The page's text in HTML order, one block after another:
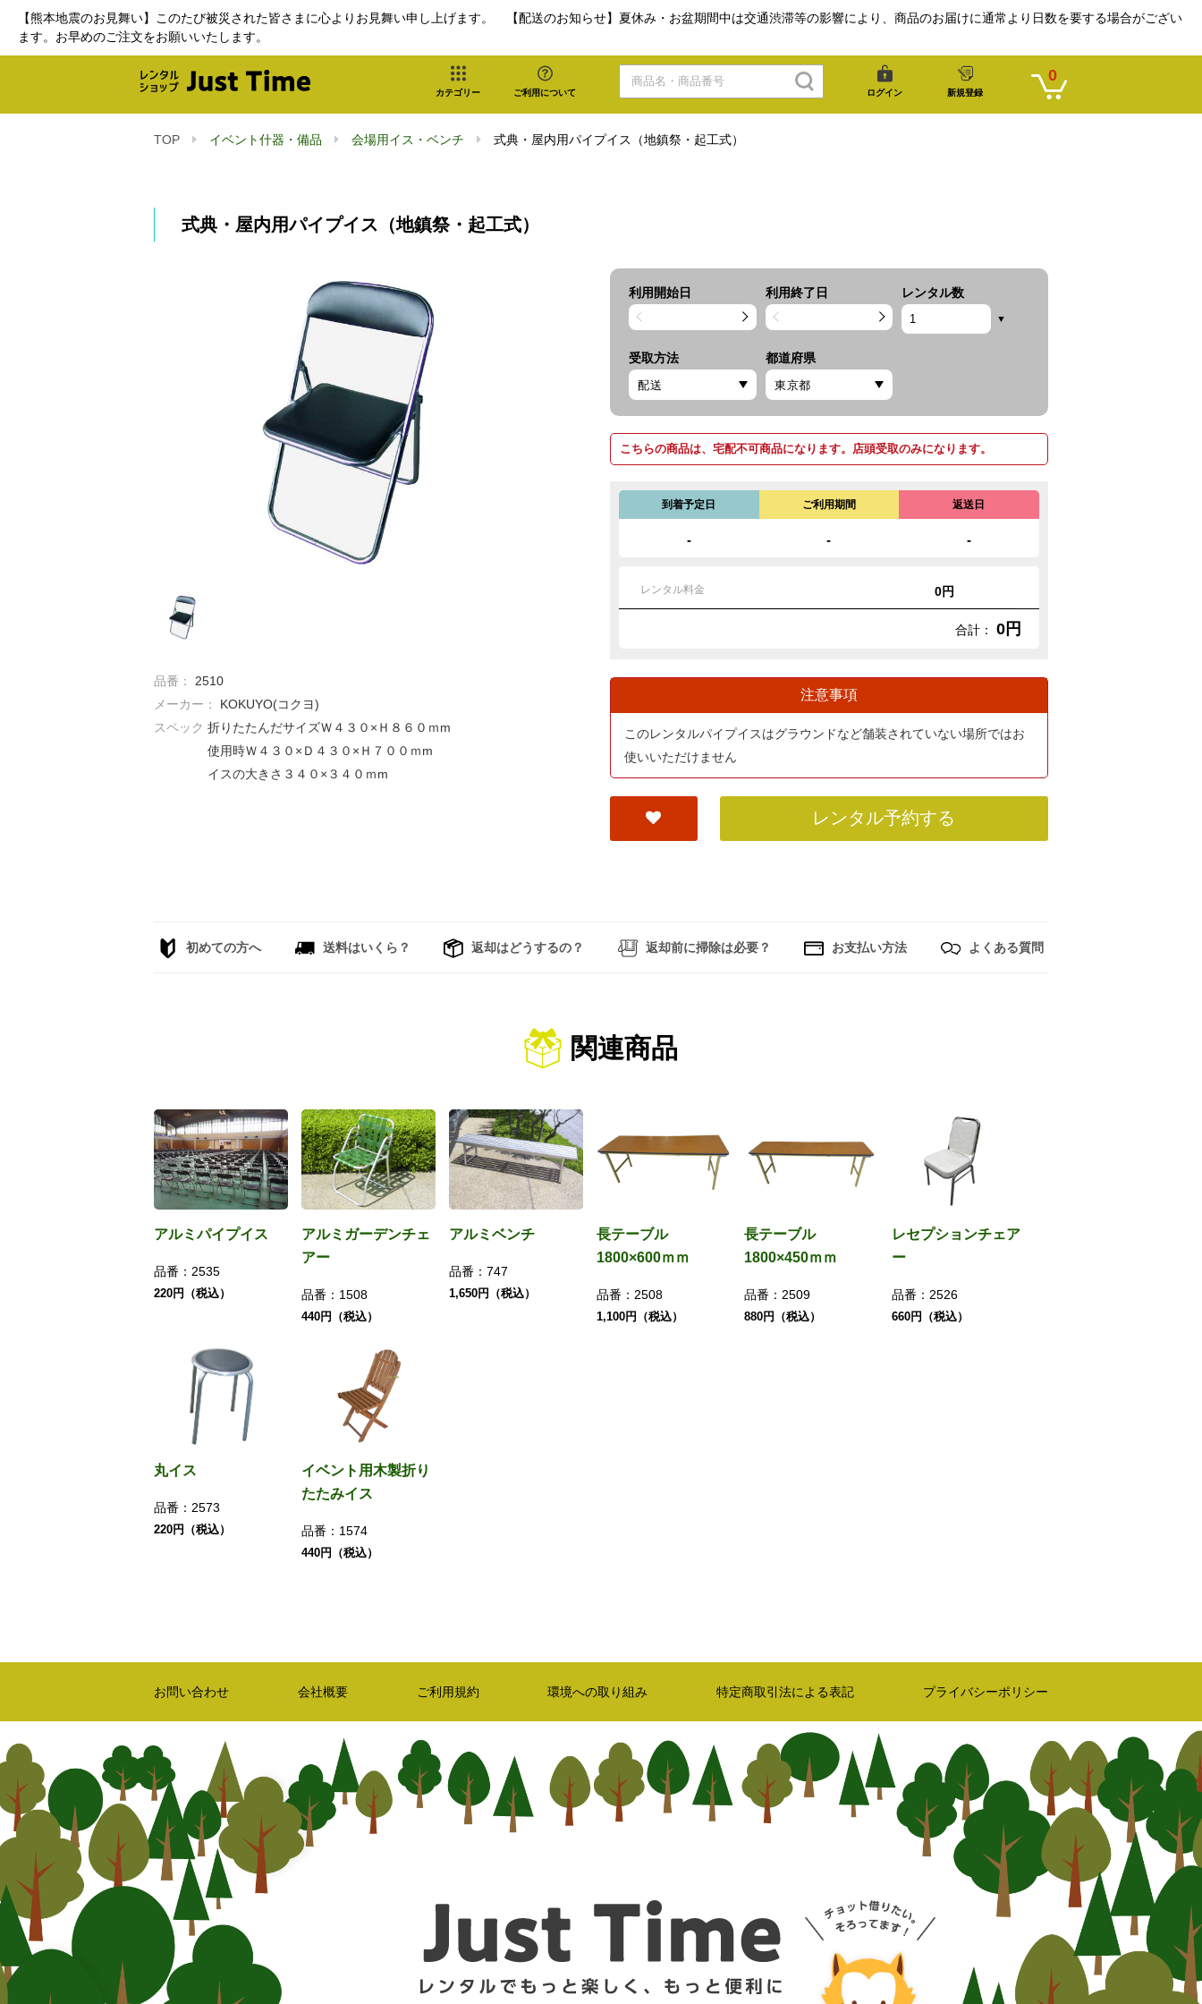
【熊本地震のお見舞い】このたび被災された皆さまに心よりお見舞い申し上げます。 【配送のお知らせ】夏休み・お盆期間中は交通渋滞等の影響により、商品のお届けに通常より日数を要する場合がござい
ます。お早めのご注文をお願いいたします。
カテゴリー ご利用について ログイン 新規登録
0
TOP イベント什器・備品 会場用イス・ベンチ 式典・屋内用パイプイス（地鎮祭・起工式）
式典・屋内用パイプイス（地鎮祭・起工式）
品番：
2510
メーカー：
KOKUYO(コクヨ)
スペック 折りたたんだサイズＷ４３０×Ｈ８６０ｍm
使用時Ｗ４３０×Ｄ４３０×Ｈ７００ｍm
イスの大きさ３４０×３４０ｍm
利用開始日 利用終了日 レンタル数
受取方法 都道府県
こちらの商品は、宅配不可商品になります。店頭受取のみになります。
到着予定日
-
ご利用期間
-
返送日
-
レンタル料金 0円
合計： 0円
注意事項
このレンタルパイプイスはグラウンドなど舗装されていない場所ではお
使いいただけません
レンタル予約する
初めての方へ 送料はいくら？ 返却はどうするの？ 返却前に掃除は必要？ お支払い方法 よくある質問
関連商品
アルミパイプイス
品番： 2535
220円（税込）
アルミガーデンチェ
アー
品番： 1508
440円（税込）
アルミベンチ
品番： 747
1,650円（税込）
長テーブル
1800×600ｍｍ
品番： 2508
1,100円（税込）
長テーブル
1800×450ｍｍ
品番： 2509
880円（税込）
レセプションチェア
ー
品番： 2526
660円（税込）
丸イス
品番： 2573
220円（税込）
イベント用木製折り
たたみイス
品番： 1574
440円（税込）
お問い合わせ 会社概要 ご利用規約 環境への取り組み 特定商取引法による表記 プライバシーポリシー